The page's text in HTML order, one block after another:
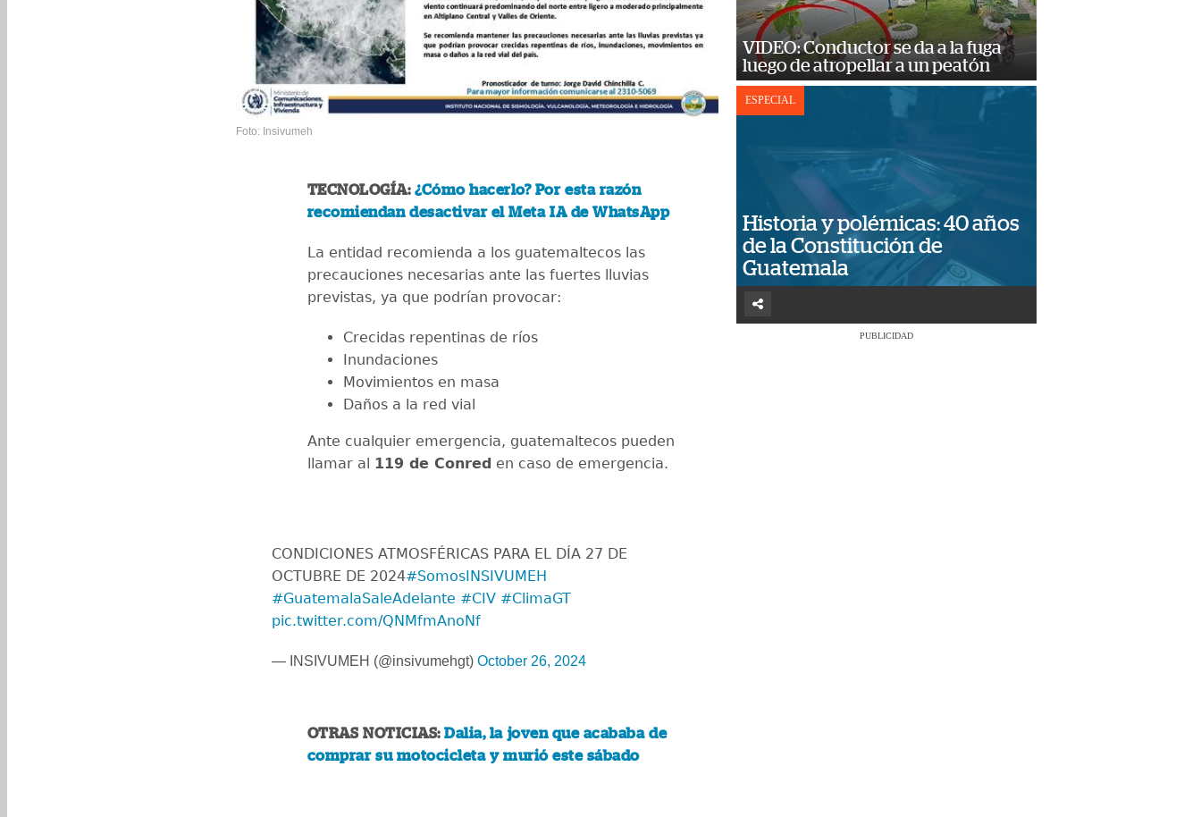
Foto: Insivumeh
TECNOLOGÍA:¿Cómo hacerlo? Por esta razón
recomiendan desactivar el Meta IA de WhatsApp
La entidad recomienda a los guatemaltecos las
precauciones necesarias ante las fuertes lluvias
previstas, ya que podrían provocar:
Crecidas repentinas de ríos
Inundaciones
Movimientos en masa
Daños a la red vial
Ante cualquier emergencia, guatemaltecos pueden
llamar al 119 de Conred en caso de emergencia.
CONDICIONES ATMOSFÉRICAS PARA EL DÍA 27 DE
OCTUBRE DE 2024#SomosINSIVUMEH
#GuatemalaSaleAdelante #CIV #ClimaGT
pic.twitter.com/QNMfmAnoNf
— INSIVUMEH (@insivumehgt) October 26, 2024
OTRAS NOTICIAS:Dalia, la joven que acababa de
comprar su motocicleta y murió este sábado
VIDEO: Conductor se da a la fuga
luego de atropellar a un peatón
ESPECIAL
Historia y polémicas: 40 años
de la Constitución de
Guatemala
PUBLICIDAD